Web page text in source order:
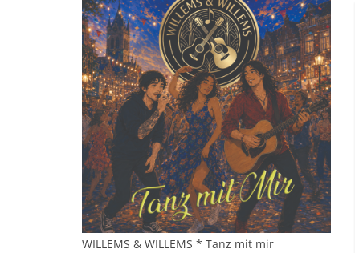
WILLEMS & WILLEMS * Tanz mit mir